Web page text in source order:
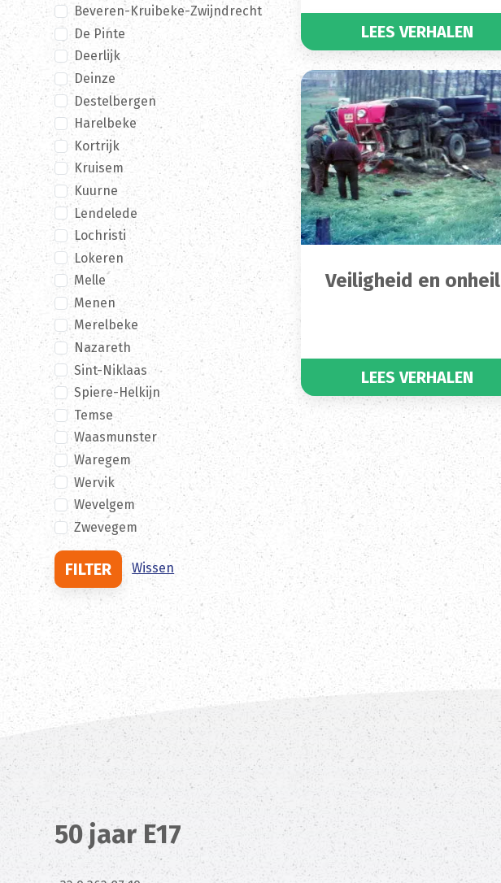
Beveren-Kruibeke-Zwijndrecht
De Pinte
Deerlijk
Deinze
Destelbergen
Harelbeke
Kortrijk
Kruisem
Kuurne
Lendelede
Lochristi
Lokeren
Melle
Menen
Merelbeke
Nazareth
Sint-Niklaas
Spiere-Helkijn
Temse
Waasmunster
Waregem
Wervik
Wevelgem
Zwevegem
FILTER Wissen
LEES VERHALEN
Veiligheid en onheil
LEES VERHALEN
50 jaar E17